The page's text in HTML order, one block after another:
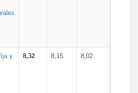
y
8,32 8,15 8,02